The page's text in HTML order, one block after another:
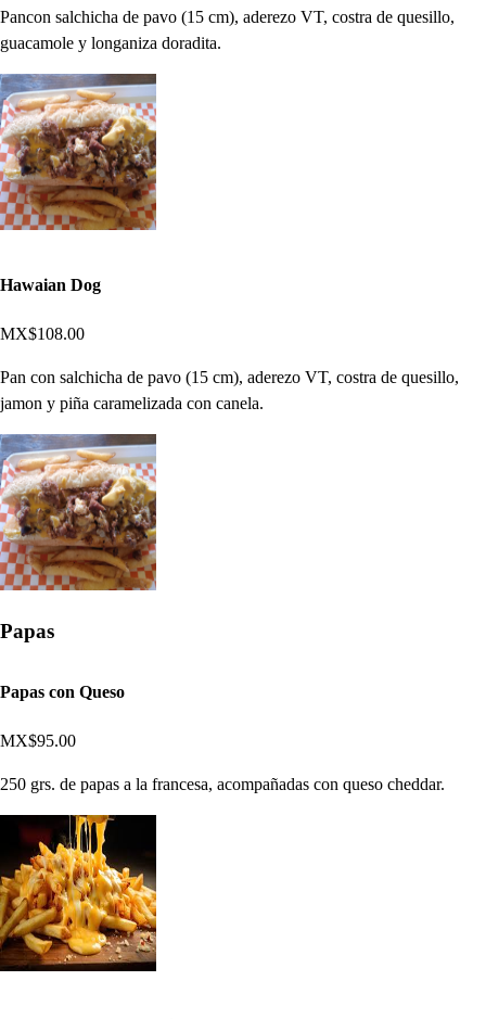
Pancon salchicha de pavo (15 cm), aderezo VT, costra de quesillo,
guacamole y longaniza doradita.
Hawaian Dog
MX$108.00
Pan con salchicha de pavo (15 cm), aderezo VT, costra de quesillo,
jamon y piña caramelizada con canela.
Papas
Papas con Queso
MX$95.00
250 grs. de papas a la francesa, acompañadas con queso cheddar.